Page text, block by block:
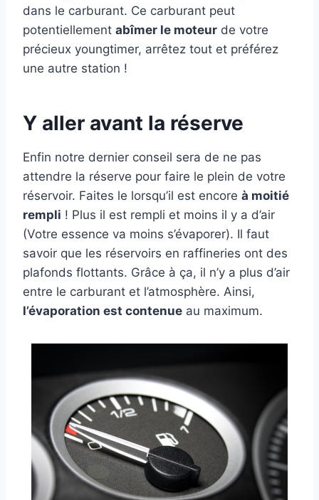
dans le carburant. Ce carburant peut
potentiellement abîmer le moteur de votre
précieux youngtimer, arrêtez tout et préférez
une autre station !
Y aller avant la réserve
Enfin notre dernier conseil sera de ne pas
attendre la réserve pour faire le plein de votre
réservoir. Faites le lorsqu’il est encore à moitié
rempli ! Plus il est rempli et moins il y a d’air
(Votre essence va moins s’évaporer). Il faut
savoir que les réservoirs en raffineries ont des
plafonds flottants. Grâce à ça, il n’y a plus d’air
entre le carburant et l’atmosphère. Ainsi,
l’évaporation est contenue au maximum.